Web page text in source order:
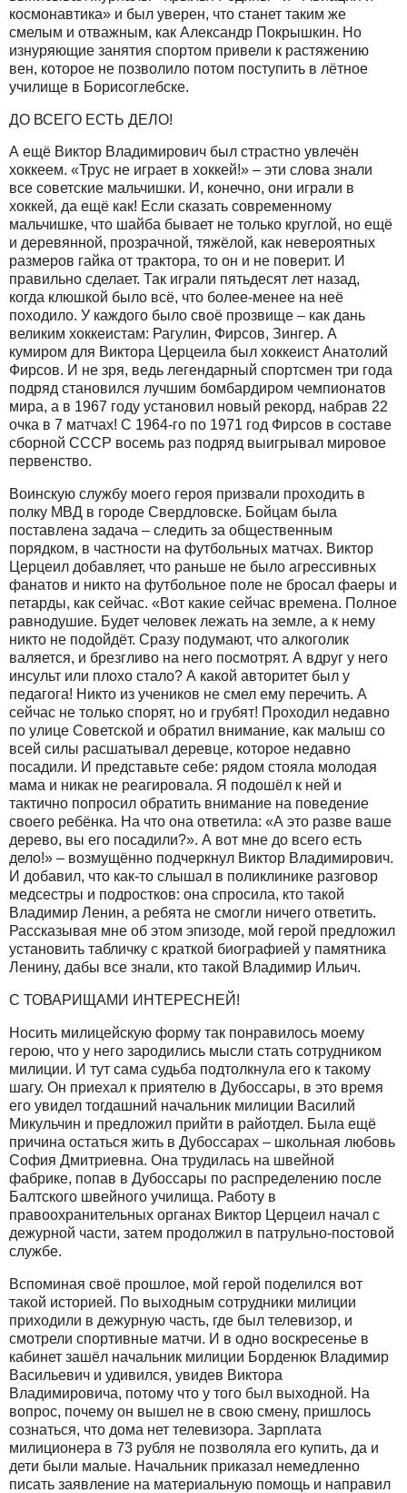
космонавтика» и был уверен, что станет таким же
смелым и отважным, как Александр Покрышкин. Но
изнуряющие занятия спортом привели к растяжению
вен, которое не позволило потом поступить в лётное
училище в Борисоглебске.
ДО ВСЕГО ЕСТЬ ДЕЛО!
А ещё Виктор Владимирович был страстно увлечён
хоккеем. «Трус не играет в хоккей!» – эти слова знали
все советские мальчишки. И, конечно, они играли в
хоккей, да ещё как! Если сказать современному
мальчишке, что шайба бывает не только круглой, но ещё
и деревянной, прозрачной, тяжёлой, как невероятных
размеров гайка от трактора, то он и не поверит. И
правильно сделает. Так играли пятьдесят лет назад,
когда клюшкой было всё, что более-менее на неё
походило. У каждого было своё прозвище – как дань
великим хоккеистам: Рагулин, Фирсов, Зингер. А
кумиром для Виктора Церцеила был хоккеист Анатолий
Фирсов. И не зря, ведь легендарный спортсмен три года
подряд становился лучшим бомбардиром чемпионатов
мира, а в 1967 году установил новый рекорд, набрав 22
очка в 7 матчах! С 1964-го по 1971 год Фирсов в составе
сборной СССР восемь раз подряд выигрывал мировое
первенство.
Воинскую службу моего героя призвали проходить в
полку МВД в городе Свердловске. Бойцам была
поставлена задача – следить за общественным
порядком, в частности на футбольных матчах. Виктор
Церцеил добавляет, что раньше не было агрессивных
фанатов и никто на футбольное поле не бросал фаеры и
петарды, как сейчас. «Вот какие сейчас времена. Полное
равнодушие. Будет человек лежать на земле, а к нему
никто не подойдёт. Сразу подумают, что алкоголик
валяется, и брезгливо на него посмотрят. А вдруг у него
инсульт или плохо стало? А какой авторитет был у
педагога! Никто из учеников не смел ему перечить. А
сейчас не только спорят, но и грубят! Проходил недавно
по улице Советской и обратил внимание, как малыш со
всей силы расшатывал деревце, которое недавно
посадили. И представьте себе: рядом стояла молодая
мама и никак не реагировала. Я подошёл к ней и
тактично попросил обратить внимание на поведение
своего ребёнка. На что она ответила: «А это разве ваше
дерево, вы его посадили?». А вот мне до всего есть
дело!» – возмущённо подчеркнул Виктор Владимирович.
И добавил, что как-то слышал в поликлинике разговор
медсестры и подростков: она спросила, кто такой
Владимир Ленин, а ребята не смогли ничего ответить.
Рассказывая мне об этом эпизоде, мой герой предложил
установить табличку с краткой биографией у памятника
Ленину, дабы все знали, кто такой Владимир Ильич.
С ТОВАРИЩАМИ ИНТЕРЕСНЕЙ!
Носить милицейскую форму так понравилось моему
герою, что у него зародились мысли стать сотрудником
милиции. И тут сама судьба подтолкнула его к такому
шагу. Он приехал к приятелю в Дубоссары, в это время
его увидел тогдашний начальник милиции Василий
Микульчин и предложил прийти в райотдел. Была ещё
причина остаться жить в Дубоссарах – школьная любовь
София Дмитриевна. Она трудилась на швейной
фабрике, попав в Дубоссары по распределению после
Балтского швейного училища. Работу в
правоохранительных органах Виктор Церцеил начал с
дежурной части, затем продолжил в патрульно-постовой
службе.
Вспоминая своё прошлое, мой герой поделился вот
такой историей. По выходным сотрудники милиции
приходили в дежурную часть, где был телевизор, и
смотрели спортивные матчи. И в одно воскресенье в
кабинет зашёл начальник милиции Борденюк Владимир
Васильевич и удивился, увидев Виктора
Владимировича, потому что у того был выходной. На
вопрос, почему он вышел не в свою смену, пришлось
сознаться, что дома нет телевизора. Зарплата
милиционера в 73 рубля не позволяла его купить, да и
дети были малые. Начальник приказал немедленно
писать заявление на материальную помощь и направил